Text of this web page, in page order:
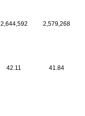
2,644,592 2,579,268
42.11 41.84